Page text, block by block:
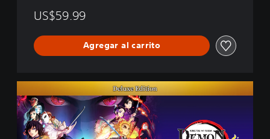
US$59.99
Agregar al carrito
i
g
i